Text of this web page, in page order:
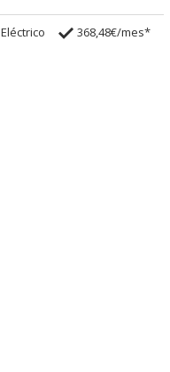
Eléctrico 368,48€/mes*